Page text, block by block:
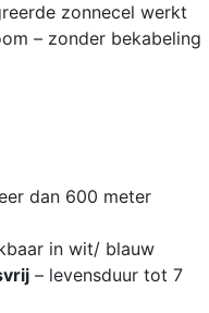
zonnecel werkt
– zonder bekabeling
dan 600 meter
in wit/ blauw
– levensduur tot 7